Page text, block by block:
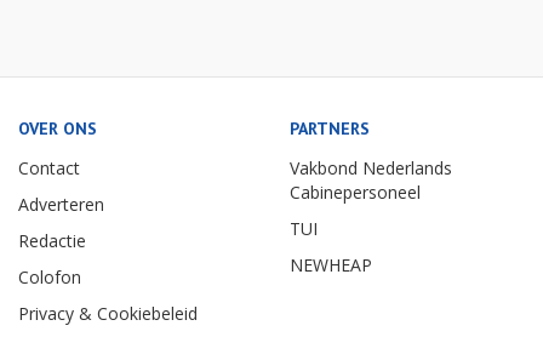
OVER ONS
Contact
Adverteren
Redactie
Colofon
Privacy & Cookiebeleid
PARTNERS
Vakbond Nederlands
Cabinepersoneel
TUI
NEWHEAP